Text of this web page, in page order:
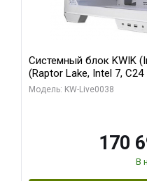
Системный блок KWIK
(Raptor Lake, Intel 7,
модуля)/ Gigabyte
Модель: KW-Live0038
170
В